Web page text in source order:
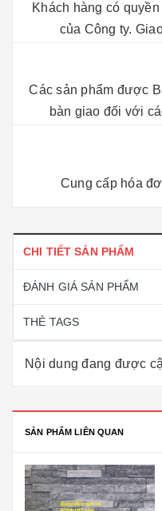
Khách hàng có
của Công ty.
Các sản phẩm được
bàn giao đối với
Cung cấp hóa
CHI TIẾT SẢN PHẨM
ĐÁNH GIÁ SẢN PHẨM
THẺ TAGS
Nội dung đang được
SẢN PHẨM LIÊN QUAN